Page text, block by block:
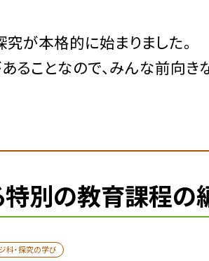
が本格的に始まりました。
ることなので、みんな前向き
別の教育課程の
科・探究の学び